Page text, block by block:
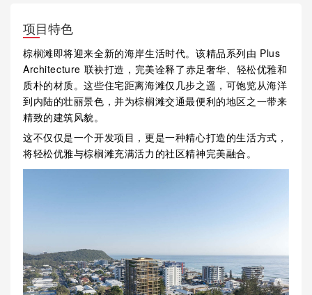
项目特色
棕榈滩即将迎来全新的海岸生活时代。该精品系列由 Plus
Architecture 联袂打造，完美诠释了赤足奢华、轻松优雅和
质朴的材质。这些住宅距离海滩仅几步之遥，可饱览从海洋
到内陆的壮丽景色，并为棕榈滩交通最便利的地区之一带来
精致的建筑风貌。
这不仅仅是一个开发项目，更是一种精心打造的生活方式，
将轻松优雅与棕榈滩充满活力的社区精神完美融合。